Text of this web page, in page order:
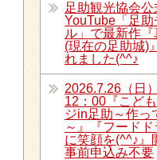
足助観光協会公
YouTube「足助
ル」で最新作
(現在の足助城)
れました(^^♪
2026.7.26（日
12：00『こど
ジin足助～作っ
～』『フード
に笑顔を(^^♪
事前申込み不要